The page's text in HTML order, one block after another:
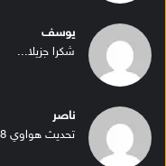
يوسف
شكرا جزيلا...
ناصر
تحديث هواوي 8...